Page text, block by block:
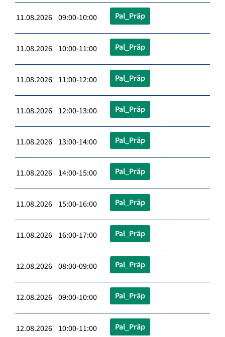
11.08.2026 09:00-10:00 Pal_Präp
11.08.2026 10:00-11:00 Pal_Präp
11.08.2026 11:00-12:00 Pal_Präp
11.08.2026 12:00-13:00 Pal_Präp
11.08.2026 13:00-14:00 Pal_Präp
11.08.2026 14:00-15:00 Pal_Präp
11.08.2026 15:00-16:00 Pal_Präp
11.08.2026 16:00-17:00 Pal_Präp
12.08.2026 08:00-09:00 Pal_Präp
12.08.2026 09:00-10:00 Pal_Präp
12.08.2026 10:00-11:00 Pal_Präp